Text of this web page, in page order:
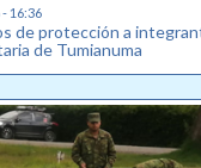
16:36
de protección a
de Tumianuma